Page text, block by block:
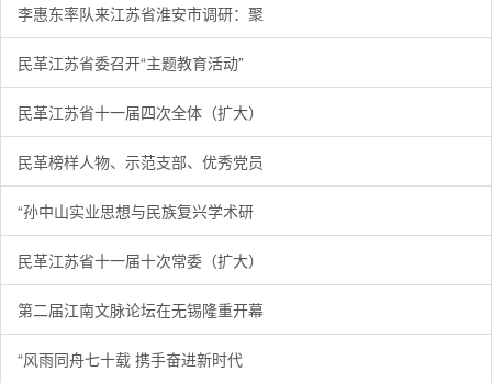
李惠东率队来江苏省淮安市调研：聚
民革江苏省委召开“主题教育活动”
民革江苏省十一届四次全体（扩大）
民革榜样人物、示范支部、优秀党员
“孙中山实业思想与民族复兴学术研
民革江苏省十一届十次常委（扩大）
第二届江南文脉论坛在无锡隆重开幕
“风雨同舟七十载 携手奋进新时代